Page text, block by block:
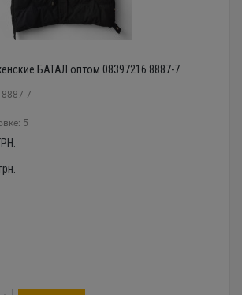
БАТАЛ оптом 08397216 8887-7
7
5